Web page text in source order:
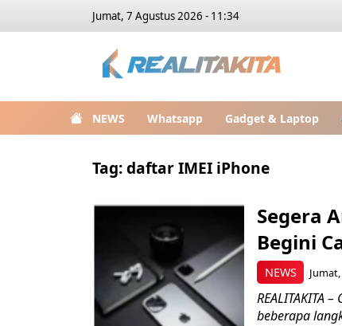
Jumat, 7 Agustus 2026 - 11:34
NEWS Whatsapp Gadget & Laptop
Tag:daftar IMEI iPhone
NEWS
Segera
Begini
REALITAKITA
beberapa